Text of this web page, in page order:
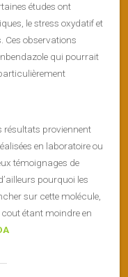
études ont
le stress oxydatif et
Ces observations
qui pourrait
résultats proviennent
en laboratoire ou
témoignages de
pourquoi les
sur cette molécule,
étant moindre en